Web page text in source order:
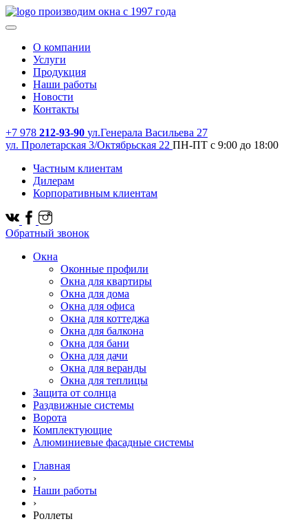
производим окна с 1997 года
О компании
Услуги
Продукция
Наши работы
Новости
Контакты
+7 978 212-93-90 ул.Генерала Васильева 27
ул. Пролетарская 3/Октябрьская 22 ПН-ПТ с 9:00 до 18:00
Частным клиентам
Дилерам
Корпоративным клиентам
Обратный звонок
Окна
Оконные профили
Окна для квартиры
Окна для дома
Окна для офиса
Окна для коттеджа
Окна для балкона
Окна для бани
Окна для дачи
Окна для веранды
Окна для теплицы
Защита от солнца
Раздвижные системы
Ворота
Комплектующие
Алюминиевые фасадные системы
Главная
›
Наши работы
›
Роллеты